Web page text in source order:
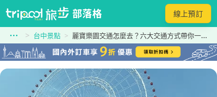
線上預訂
台中景點 麗寶樂園交通怎麼去？六大交通方式帶你一次玩遍陸上、海上樂園！